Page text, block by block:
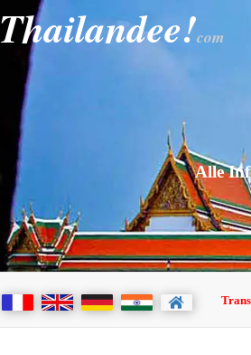
Thailandee!com
Alle